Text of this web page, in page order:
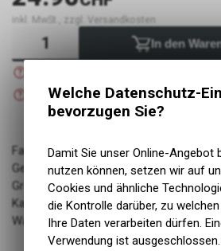
inkl. MwSt., zzgl. Versandkosten
In den
Nicht verfügbar
Abholung Zweiradliebe GmbH
Farbe: Blau
Geschlecht: k
Grösse: 6
Kategorie: accessories
Warengruppe: Bekleidung
Welche Datenschutz-
bevorzugen Sie?
Damit Sie unser Online-Angebot
nutzen können, setzen wir auf
Cookies und ähnliche
die Kontrolle darüber, zu
Ihre Daten verarbeiten dürfen.
Verwendung ist ausgeschlossen.